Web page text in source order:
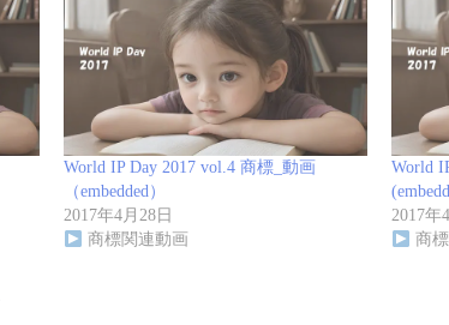
World IP Day 2017 vol.4 商標_動画
（embedded）
2017年4月28日
商標関連動画
World
2017年
商